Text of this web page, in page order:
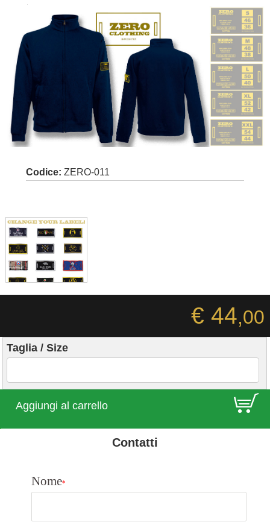
Codice:ZERO-011
€ 44,00
Taglia / Size
Aggiungi al carrello E
Contatti
Nome*